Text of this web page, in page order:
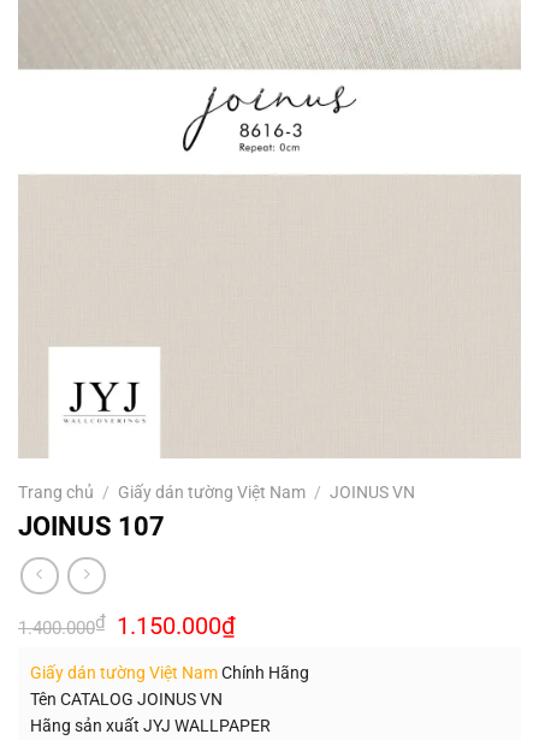
Trang chủ / Giấy dán tường Việt Nam / JOINUS VN
JOINUS 107
1.400.000₫ Giá
gốc
1.400.000₫.
1.150.000₫Giá
hiện
là:
Giấy dán tường Việt NamChính Hãng
Tên CATALOG JOINUS VN
Hãng sản xuất JYJ WALLPAPER